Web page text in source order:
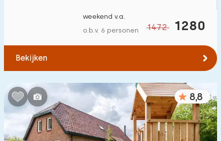
€ 0 — € 1000+
Slaapkamers:
2 3 4 5
1472 1280
weekend v.a.
o.b.v. 6 personen
Bekijken
8,8